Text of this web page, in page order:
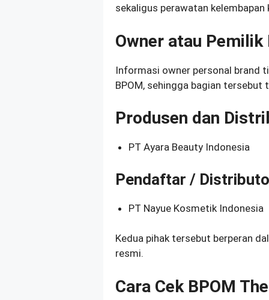
sekaligus perawatan kelembapan
Owner atau Pemilik
Informasi owner personal brand
BPOM, sehingga bagian
Produsen dan
PT Ayara Beauty Indonesia
Pendaftar /
PT Nayue Kosmetik Indonesia
Kedua pihak tersebut berperan
resmi.
Cara Cek BPOM